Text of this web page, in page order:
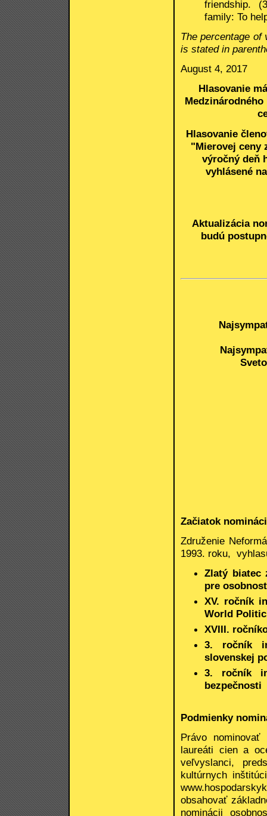
friendship.
family: To
The percentage
is stated in
August 4, 2017
Hlasovanie
Hlasovanie
"Mierovej ceny
výročný deň
vyhlásené
Aktualizácia
budú
Začiatok
Združenie
1993. roku,
Zlatý biatec
pre
XV. ročník
World
XVIII.
3. ročník
slovenskej
3. ročník
bezpečnosti
Podmienky
Právo
laureáti cien a
veľvyslanci,
kultúrnych
obsahovať
nominácii